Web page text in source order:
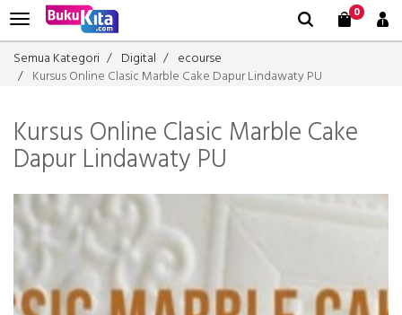
0
Semua Kategori Digital
ecourse
Kursus Online Clasic Marble Cake Dapur Lindawaty PU
Kursus Online Clasic Marble Cake
Dapur Lindawaty PU